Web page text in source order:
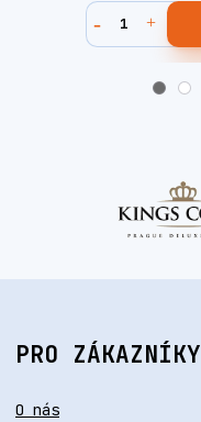
PRO ZÁKAZNÍKY
O nás